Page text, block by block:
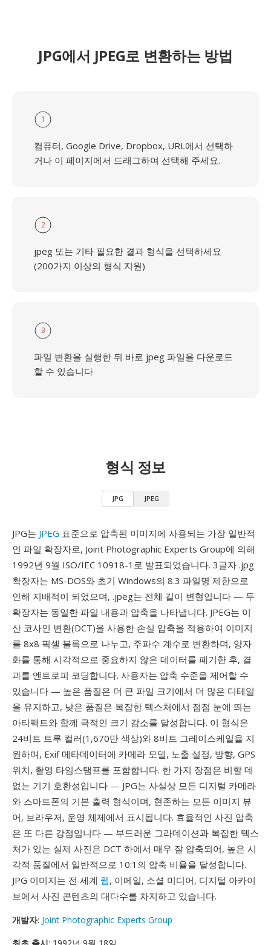
JPG에서 JPEG로 변환하는 방법
1
컴퓨터, Google Drive, Dropbox, URL에서 선택하
거나 이 페이지에서 드래그하여 선택해 주세요.
2
jpeg 또는 기타 필요한 결과 형식을 선택하세요
(200가지 이상의 형식 지원)
3
파일 변환을 실행한 뒤 바로 jpeg 파일을 다운로드
할 수 있습니다
형식 정보
JPG JPEG
JPG는 JPEG 표준으로 압축된 이미지에 사용되는 가장 일반적
인 파일 확장자로, Joint Photographic Experts Group에 의해
1992년 9월 ISO/IEC 10918-1로 발표되었습니다. 3글자 .jpg
확장자는 MS-DOS와 초기 Windows의 8.3 파일명 제한으로
인해 지배적이 되었으며, .jpeg는 전체 길이 변형입니다 — 두
확장자는 동일한 파일 내용과 압축을 나타냅니다. JPEG는 이
산 코사인 변환(DCT)을 사용한 손실 압축을 적용하여 이미지
를 8x8 픽셀 블록으로 나누고, 주파수 계수로 변환하며, 양자
화를 통해 시각적으로 중요하지 않은 데이터를 폐기한 후, 결
과를 엔트로피 코딩합니다. 사용자는 압축 수준을 제어할 수
있습니다 — 높은 품질은 더 큰 파일 크기에서 더 많은 디테일
을 유지하고, 낮은 품질은 복잡한 텍스처에서 점점 눈에 띄는
아티팩트와 함께 극적인 크기 감소를 달성합니다. 이 형식은
24비트 트루 컬러(1,670만 색상)와 8비트 그레이스케일을 지
원하며, Exif 메타데이터에 카메라 모델, 노출 설정, 방향, GPS
위치, 촬영 타임스탬프를 포함합니다. 한 가지 장점은 비할 데
없는 기기 호환성입니다 — JPG는 사실상 모든 디지털 카메라
와 스마트폰의 기본 출력 형식이며, 현존하는 모든 이미지 뷰
어, 브라우저, 운영 체제에서 표시됩니다. 효율적인 사진 압축
은 또 다른 강점입니다 — 부드러운 그라데이션과 복잡한 텍스
처가 있는 실제 사진은 DCT 하에서 매우 잘 압축되어, 높은 시
각적 품질에서 일반적으로 10:1의 압축 비율을 달성합니다.
JPG 이미지는 전 세계 웹, 이메일, 소셜 미디어, 디지털 아카이
브에서 사진 콘텐츠의 대다수를 차지하고 있습니다.
개발자: Joint Photographic Experts Group